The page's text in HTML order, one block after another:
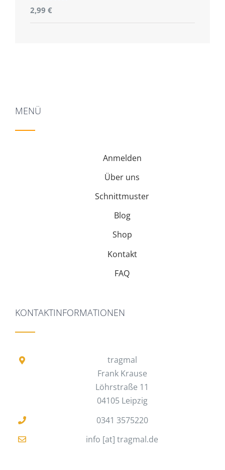
Bewertet
mit 5.00
5
2,99 €
MENÜ
Anmelden
Über uns
Schnittmuster
Blog
Shop
Kontakt
FAQ
KONTAKTINFORMATIONEN
tragmal
Frank Krause
Löhrstraße 11
04105 Leipzig
0341 3575220
info [at] tragmal.de